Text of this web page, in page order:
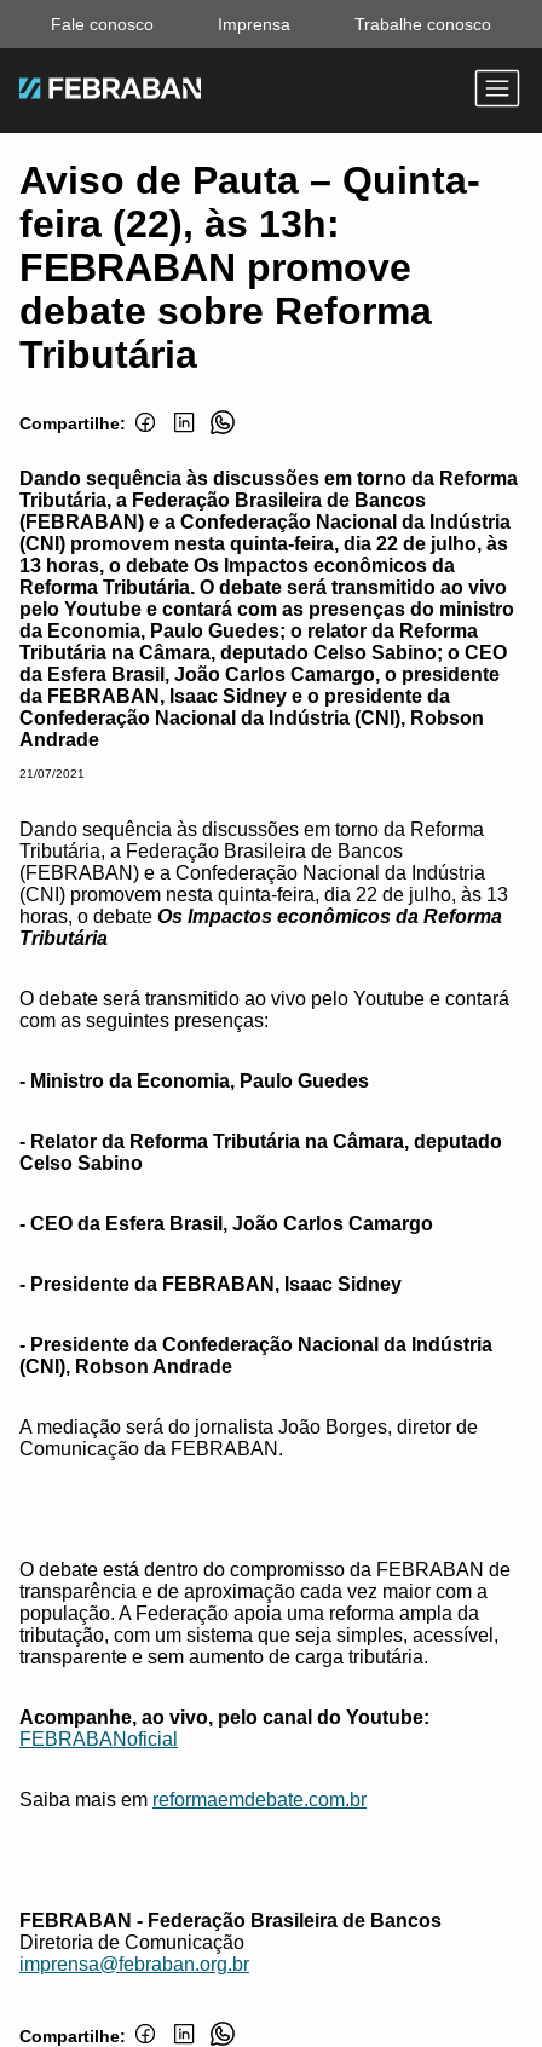
Fale conosco Imprensa Trabalhe conosco
Aviso de Pauta – Quinta-
feira (22), às 13h:
FEBRABAN promove
debate sobre Reforma
Tributária
Compartilhe:
Dando sequência às discussões em torno da Reforma
Tributária, a Federação Brasileira de Bancos
(FEBRABAN) e a Confederação Nacional da Indústria
(CNI) promovem nesta quinta-feira, dia 22 de julho, às
13 horas, o debate Os Impactos econômicos da
Reforma Tributária. O debate será transmitido ao vivo
pelo Youtube e contará com as presenças do ministro
da Economia, Paulo Guedes; o relator da Reforma
Tributária na Câmara, deputado Celso Sabino; o CEO
da Esfera Brasil, João Carlos Camargo, o presidente
da FEBRABAN, Isaac Sidney e o presidente da
Confederação Nacional da Indústria (CNI), Robson
Andrade
21/07/2021
Dando sequência às discussões em torno da Reforma
Tributária, a Federação Brasileira de Bancos
(FEBRABAN) e a Confederação Nacional da Indústria
(CNI) promovem nesta quinta-feira, dia 22 de julho, às 13
horas, o debate Os Impactos econômicos da Reforma
Tributária
O debate será transmitido ao vivo pelo Youtube e contará
com as seguintes presenças:
- Ministro da Economia, Paulo Guedes
- Relator da Reforma Tributária na Câmara, deputado
Celso Sabino
- CEO da Esfera Brasil, João Carlos Camargo
- Presidente da FEBRABAN, Isaac Sidney
- Presidente da Confederação Nacional da Indústria
(CNI), Robson Andrade
A mediação será do jornalista João Borges, diretor de
Comunicação da FEBRABAN.
O debate está dentro do compromisso da FEBRABAN de
transparência e de aproximação cada vez maior com a
população. A Federação apoia uma reforma ampla da
tributação, com um sistema que seja simples, acessível,
transparente e sem aumento de carga tributária.
Acompanhe, ao vivo, pelo canal do Youtube:
FEBRABANoficial
Saiba mais em reformaemdebate.com.br
FEBRABAN - Federação Brasileira de Bancos
Diretoria de Comunicação
imprensa@febraban.org.br
Compartilhe: